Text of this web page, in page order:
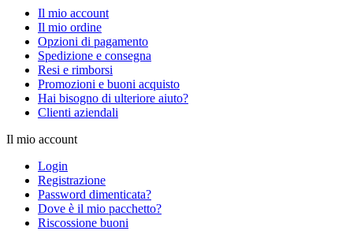
Il mio account
Il mio ordine
Opzioni di pagamento
Spedizione e consegna
Resi e rimborsi
Promozioni e buoni acquisto
Hai bisogno di ulteriore aiuto?
Clienti aziendali
Il mio account
Login
Registrazione
Password dimenticata?
Dove è il mio pacchetto?
Riscossione buoni